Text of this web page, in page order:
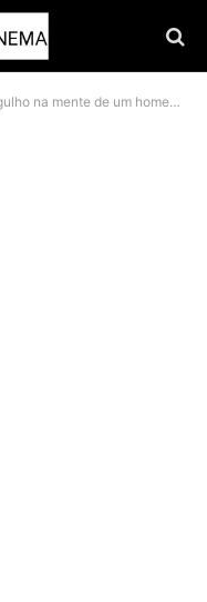
um homem consumido por um caso